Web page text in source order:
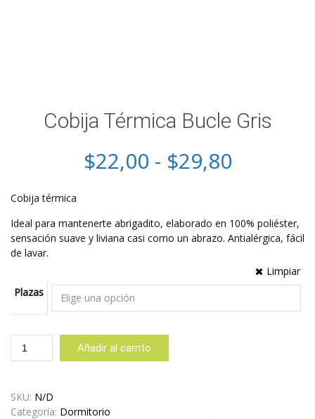
Cobija Térmica Bucle Gris
$22,00 - $29,80Rango
precios:
$22,00
hasta
Cobija térmica
Ideal para mantenerte abrigadito, elaborado en 100% poliéster,
sensación suave y liviana casi como un abrazo. Antialérgica, fácil
de lavar.
Plazas
Limpiar
Cobija
Térmica
cantidad
Añadir al carrito
SKU: N/D
Categoría: Dormitorio